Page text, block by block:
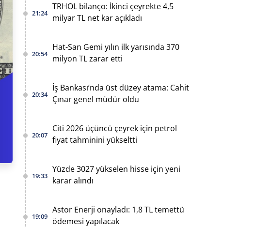
21:24
TRHOL bilanço: İkinci çeyrekte 4,5
milyar TL net kar açıkladı
20:54
Hat-San Gemi yılın ilk yarısında 370
milyon TL zarar etti
20:34
İş Bankası’nda üst düzey atama: Cahit
Çınar genel müdür oldu
20:07
Citi 2026 üçüncü çeyrek için petrol
fiyat tahminini yükseltti
19:33
Yüzde 3027 yükselen hisse için yeni
karar alındı
19:09
Astor Enerji onayladı: 1,8 TL temettü
ödemesi yapılacak